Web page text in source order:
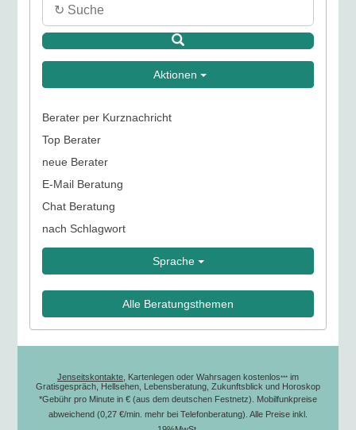
Aktionen
Berater per Kurznachricht
Top Berater
neue Berater
E-Mail Beratung
Chat Beratung
nach Schlagwort
Sprache
Alle Beratungsthemen
Jenseitskontakte , Kartenlegen oder Wahrsagen kostenlos*** im
Gratisgespräch, Hellsehen, Lebensberatung, Zukunftsblick und Horoskop
*Gebühr pro Minute in € (aus dem deutschen Festnetz). Mobilfunkpreise
abweichend (0,27 €/min. mehr bei Telefonberatung). Alle Preise inkl.